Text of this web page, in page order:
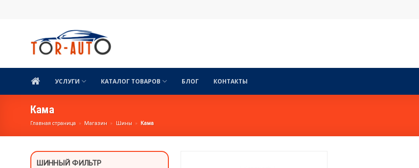
УСЛУГИ КАТАЛОГ ТОВАРОВ БЛОГ КОНТАКТЫ
Кама
Главная страница » Магазин » Шины » Кама
ШИННЫЙ ФИЛЬТР